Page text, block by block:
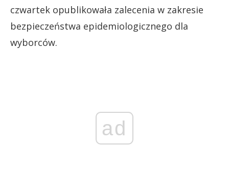
czwartek opublikowała zalecenia w zakresie
bezpieczeństwa epidemiologicznego dla
wyborców.
ad